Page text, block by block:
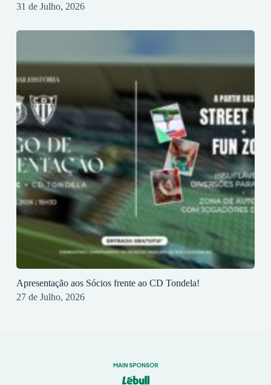
31 de Julho, 2026
Apresentação aos Sócios frente ao CD Tondela!
27 de Julho, 2026